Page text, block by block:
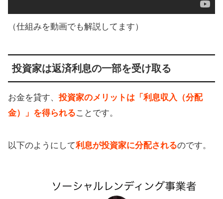
（仕組みを動画でも解説してます）
投資家は返済利息の一部を受け取る
お金を貸す、 投資家のメリットは「利息収入（分配
金）」を得られることです。
以下のようにして利息が投資家に分配されるのです。